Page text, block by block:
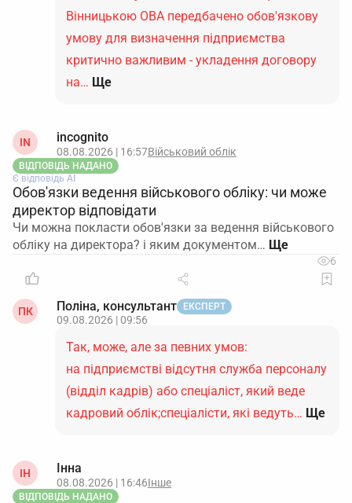
Вінницькою ОВА передбачено обов'язкову
умову для визначення підприємства
критично важливим - укладення договору
на… Ще
IN incognito
08.08.2026 | 16:57Військовий облік
ВІДПОВІДЬ НАДАНО
Є відповідь АІ
Обов'язки ведення військового обліку: чи може
директор відповідати
Чи можна покласти обов'язки за ведення військового
обліку на директора? і яким документом…
6
ПК Поліна, консультант ЕКСПЕРТ
09.08.2026 | 09:56
Так, може, але за певних умов:
на підприємстві відсутня служба персоналу
(відділ кадрів) або спеціаліст, який веде
кадровий облік;спеціалісти, які ведуть… Ще
ІН Інна
08.08.2026 | 16:46Інше
ВІДПОВІДЬ НАДАНО